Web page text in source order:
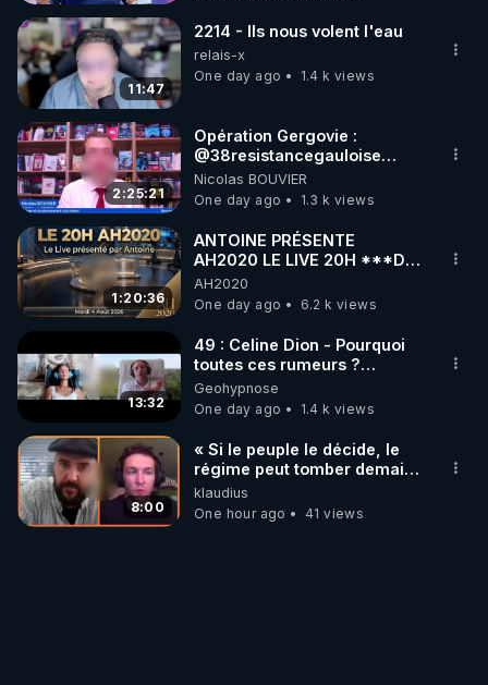
11:47
2214 - Ils nous volent l'eau
relais-x
One day ago
1.4 k views
2:25:21
Opération Gergovie :
‪@38resistancegauloise‬
‪@MarionSigautOfficiel‬
‪@gladysriifard5710‬ Laëtitia
Nicolas BOUVIER
One day ago
1.3 k views
1:20:36
ANTOINE PRÉSENTE
AH2020 LE LIVE 20H ***DU
04/08/2026*** 📷LE
GRAND RÉVEIL EST EN
MARCHE 📷
AH2020
One day ago
6.2 k views
13:32
49 : Celine Dion - Pourquoi
toutes ces rumeurs ?
Enquête sous hypnose
Geohypnose
One day ago
1.4 k views
8:00
« Si le peuple le décide, le
régime peut tomber demain !
»
klaudius
One hour ago
41 views